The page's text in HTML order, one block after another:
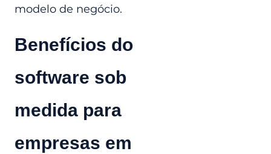
modelo de negócio.
Benefícios do
software sob
medida para
empresas em